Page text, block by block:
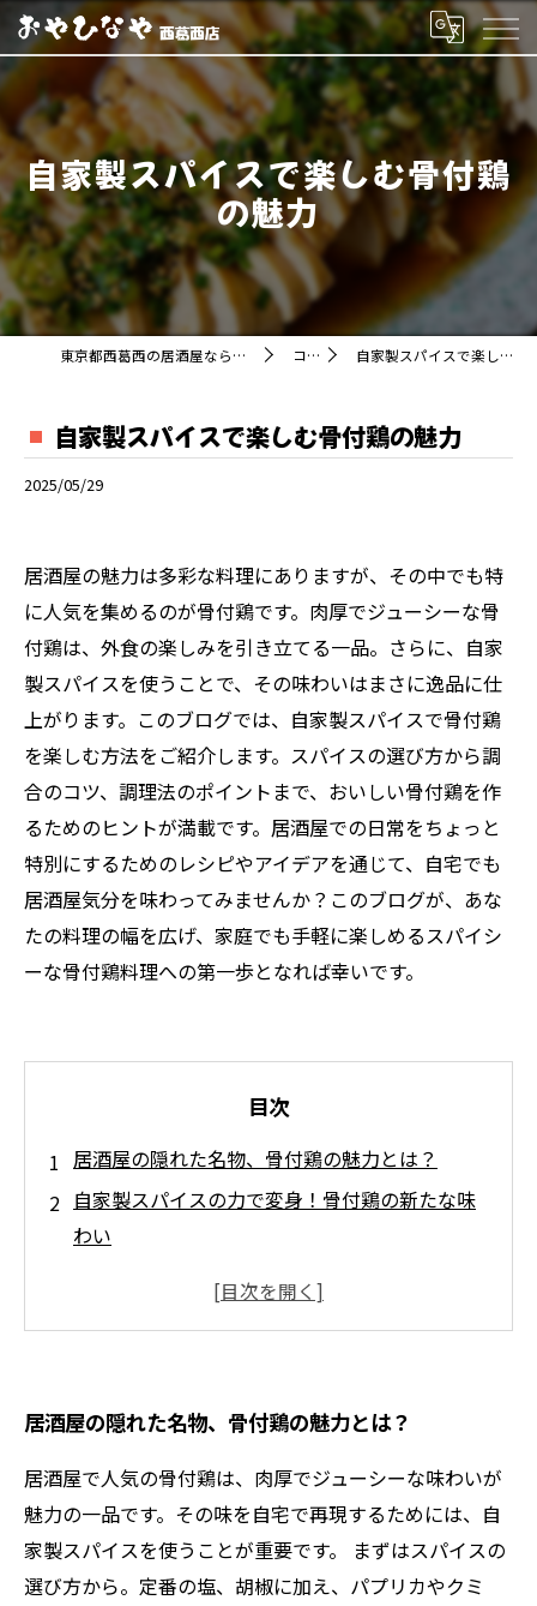
自家製スパイスで楽しむ骨付鶏
の魅力
東京都西葛西の居酒屋ならおやひなや 西葛西店 コラム 自家製スパイスで楽しむ骨付鶏の魅力
自家製スパイスで楽しむ骨付鶏の魅力
2025/05/29
居酒屋の魅力は多彩な料理にありますが、その中でも特
に人気を集めるのが骨付鶏です。肉厚でジューシーな骨
付鶏は、外食の楽しみを引き立てる一品。さらに、自家
製スパイスを使うことで、その味わいはまさに逸品に仕
上がります。このブログでは、自家製スパイスで骨付鶏
を楽しむ方法をご紹介します。スパイスの選び方から調
合のコツ、調理法のポイントまで、おいしい骨付鶏を作
るためのヒントが満載です。居酒屋での日常をちょっと
特別にするためのレシピやアイデアを通じて、自宅でも
居酒屋気分を味わってみませんか？このブログが、あな
たの料理の幅を広げ、家庭でも手軽に楽しめるスパイシ
ーな骨付鶏料理への第一歩となれば幸いです。
目次
居酒屋の隠れた名物、骨付鶏の魅力とは？
自家製スパイスの力で変身！骨付鶏の新たな味
わい
家庭で再現！スパイシーな骨付鶏のレシピ紹介
魅力
アレンジ自在！自家製スパイスで骨付鶏を更に
楽しむアイデア
あなたの食卓を彩る！究極の骨付鶏レシピまと
め
居酒屋の隠れた名物、骨付鶏の魅力とは？
居酒屋で人気の骨付鶏は、肉厚でジューシーな味わいが
魅力の一品です。その味を自宅で再現するためには、自
家製スパイスを使うことが重要です。 まずはスパイスの
選び方から。定番の塩、胡椒に加え、パプリカやクミ